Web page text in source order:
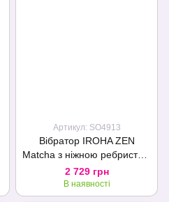
Артикул: SO4913
Вібратор IROHA ZEN
Matcha з ніжною ребристою
поверхнею
2 729 грн
В наявності